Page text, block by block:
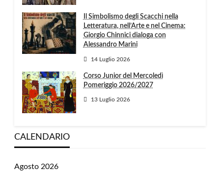
Il Simbolismo degli Scacchi nella
Letteratura, nell’Arte e nel Cinema:
Giorgio Chinnici dialoga con
Alessandro Marini
14 Luglio 2026
Corso Junior del Mercoledì
Pomeriggio 2026/2027
13 Luglio 2026
CALENDARIO
Agosto 2026